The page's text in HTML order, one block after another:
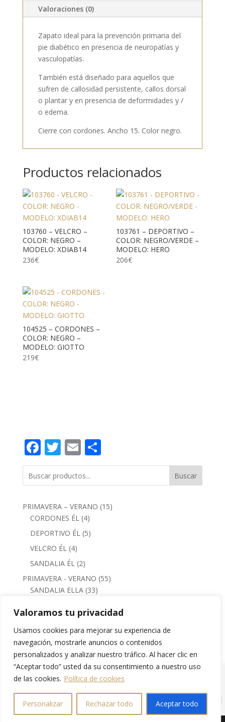
Valoramos tu privacidad
Usamos cookies para mejorar su experiencia de
navegación, mostrarle anuncios o contenidos
personalizados y analizar nuestro tráfico. Al hacer clic en
“Aceptar todo” usted da su consentimiento a nuestro uso
de las cookies. Política de cookies
Personalizar Rechazar todo Aceptar todo
cantidad
Valoraciones (0)
Zapato ideal para la prevención primaria del
pie diabético en presencia de neuropatías y
vasculopatías.
También está diseñado para aquellos que
sufren de callosidad persistente, callos dorsal
o plantar y en presencia de deformidades y /
o edema.
Cierre con cordones. Ancho 15. Color negro.
Productos relacionados
103760 – VELCRO –
COLOR: NEGRO –
MODELO: XDIAB14
236€
103761 – DEPORTIVO –
COLOR: NEGRO/VERDE –
MODELO: HERO
206€
104525 – CORDONES –
COLOR: NEGRO –
MODELO: GIOTTO
219€
Facebook
Twitter
EmailCompartir
Buscar
PRIMAVERA – VERANO 1515
CORDONES ÉL 44
productos
DEPORTIVO ÉL 55
VELCRO ÉL 44
productos
SANDALIA ÉL 22
productos
PRIMAVERA - VERANO 5555
SANDALIA ELLA 3333
productos
DEPORTIVO ELLA
productos
MERCEDITAS ELLA 22
productos
VELCRO ELLA 11
producto
PODARTIS ÉL / PIÉ DIABÉTICO 1515
PODARTIS ELLA / PIÉ DIABÉTICO
productos